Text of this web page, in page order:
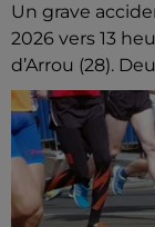
Un grave
2026 vers 13
d’Arrou (28).